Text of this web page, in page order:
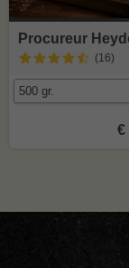
Procureur
(16)
€